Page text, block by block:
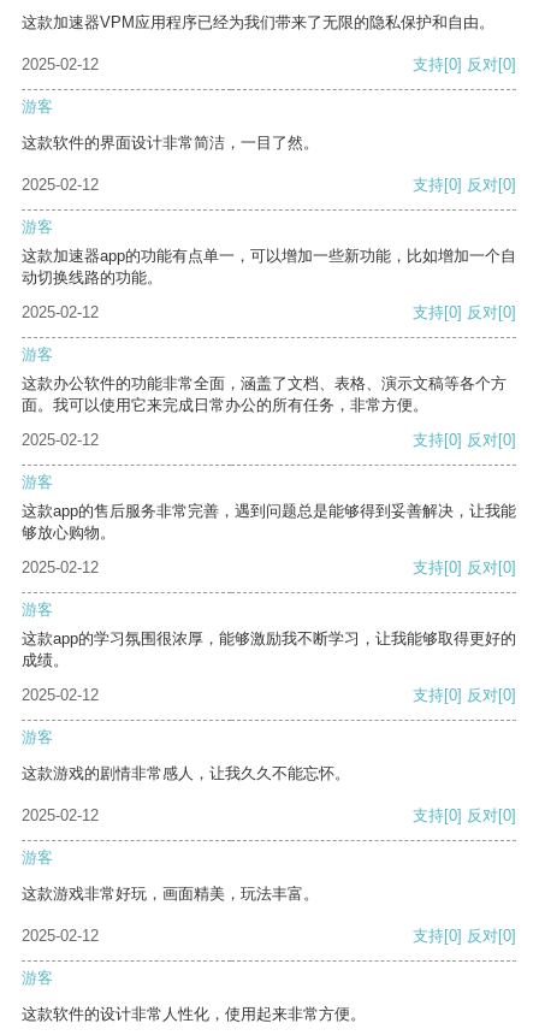
这款加速器VPM应用程序已经为我们带来了无限的隐私保护和自由。
2025-02-12 支持[0] 反对[0]
游客
这款软件的界面设计非常简洁，一目了然。
2025-02-12 支持[0] 反对[0]
游客
这款加速器app的功能有点单一，可以增加一些新功能，比如增加一个自
动切换线路的功能。
2025-02-12
支持[0] 反对[0]
游客
这款办公软件的功能非常全面，涵盖了文档、表格、演示文稿等各个方
面。我可以使用它来完成日常办公的所有任务，非常方便。
2025-02-12
支持[0] 反对[0]
游客
这款app的售后服务非常完善，遇到问题总是能够得到妥善解决，让我能
够放心购物。
2025-02-12
支持[0] 反对[0]
游客
这款app的学习氛围很浓厚，能够激励我不断学习，让我能够取得更好的
成绩。
2025-02-12
支持[0] 反对[0]
游客
这款游戏的剧情非常感人，让我久久不能忘怀。
2025-02-12 支持[0] 反对[0]
游客
这款游戏非常好玩，画面精美，玩法丰富。
2025-02-12 支持[0] 反对[0]
游客
这款软件的设计非常人性化，使用起来非常方便。